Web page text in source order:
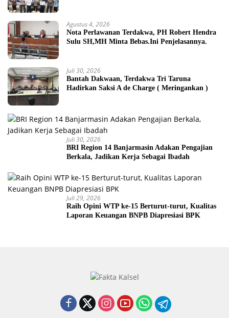
Agustus 4, 2026
Nota Perlawanan Terdakwa, PH Robert Hendra
Sulu SH,MH Minta Bebas.Ini Penjelasannya.
Juli 30, 2026
Bantah Dakwaan, Terdakwa Tri Taruna
Hadirkan Saksi A de Charge ( Meringankan )
Juli 30, 2026
BRI Region 14 Banjarmasin Adakan Pengajian
Berkala, Jadikan Kerja Sebagai Ibadah
Juli 29, 2026
Raih Opini WTP ke-15 Berturut-turut, Kualitas
Laporan Keuangan BNPB Diapresiasi BPK